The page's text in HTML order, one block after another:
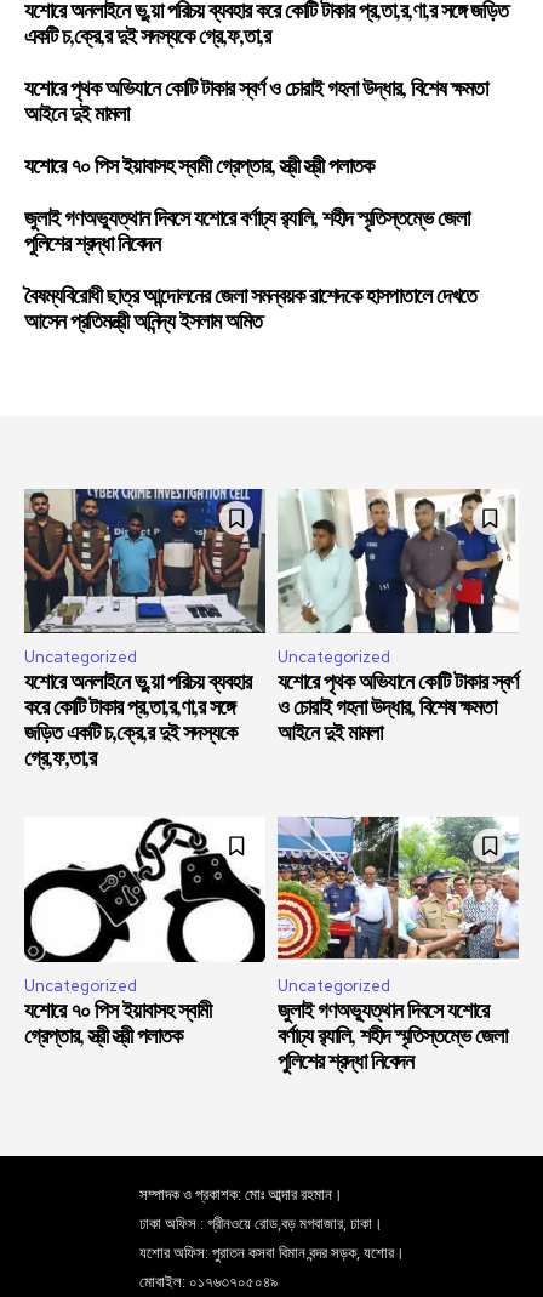
যশোরে অনলাইনে ভু,য়া পরিচয় ব্যবহার করে কোটি টাকার প্র,তা,র,ণা,র সঙ্গে জড়িত
একটি চ,ক্রে,র দুই সদস্যকে গ্রে,ফ,তা,র
যশোরে পৃথক অভিযানে কোটি টাকার স্বর্ণ ও চোরাই গহনা উদ্ধার, বিশেষ ক্ষমতা
আইনে দুই মামলা
যশোরে ৭০ পিস ইয়াবাসহ স্বামী গ্রেপ্তার, স্ত্রী স্ত্রী পলাতক
জুলাই গণঅভ্যুত্থান দিবসে যশোরে বর্ণাঢ্য র‍্যালি, শহীদ স্মৃতিস্তম্ভে জেলা
পুলিশের শ্রদ্ধা নিবেদন
বৈষম্যবিরোধী ছাত্র আন্দোলনের জেলা সমন্বয়ক রাশেদকে হাসপাতালে দেখতে
আসেন প্রতিমন্ত্রী অনিন্দ্য ইসলাম অমিত
Uncategorized
যশোরে অনলাইনে ভু,য়া পরিচয় ব্যবহার
করে কোটি টাকার প্র,তা,র,ণা,র সঙ্গে
জড়িত একটি চ,ক্রে,র দুই সদস্যকে
গ্রে,ফ,তা,র
Uncategorized
যশোরে পৃথক অভিযানে কোটি টাকার স্বর্ণ
ও চোরাই গহনা উদ্ধার, বিশেষ ক্ষমতা
আইনে দুই মামলা
Uncategorized
যশোরে ৭০ পিস ইয়াবাসহ স্বামী
গ্রেপ্তার, স্ত্রী স্ত্রী পলাতক
Uncategorized
জুলাই গণঅভ্যুত্থান দিবসে যশোরে
বর্ণাঢ্য র‍্যালি, শহীদ স্মৃতিস্তম্ভে জেলা
পুলিশের শ্রদ্ধা নিবেদন
সম্পাদক ও প্রকাশক: মোঃ আব্দার রহমান।
ঢাকা অফিস : গ্রীনওয়ে রোড,বড় মগবাজার, ঢাকা।
যশোর অফিস: পুরাতন কসবা বিমান বন্দর সড়ক, যশোর।
মোবাইল: ০১৭৬৩৭০৫০৪৯